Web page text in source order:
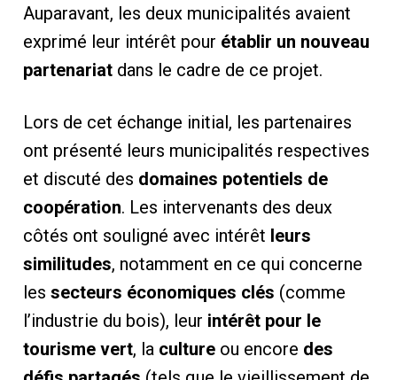
Auparavant, les deux municipalités avaient
exprimé leur intérêt pour établir un nouveau
partenariatdans le cadre de ce projet.
Lors de cet échange initial, les partenaires
ont présenté leurs municipalités respectives
et discuté des domaines potentiels de
coopération. Les intervenants des deux
côtés ont souligné avec intérêt leurs
similitudes, notamment en ce qui concerne
les secteurs économiques clés (comme
l’industrie du bois), leur intérêt pour le
tourisme vert, la cultureou encore des